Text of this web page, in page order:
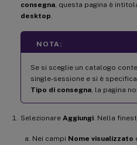
consegna, questa pagina è
desktop.
NOTA:
Se si sceglie un catalogo
single-sessione e si è
Tipo di consegna, la pagina
Selezionare Aggiungi. Nella
Nei campi Nome visualizzato